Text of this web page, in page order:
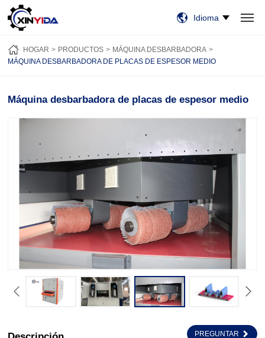
HOGAR
PRODUCTOS
VIDEO
CASOS
NOTICIAS
SOBRE NOSOTROS
CONTÁCTENOS
Idioma
HOGAR PRODUCTOS
MÁQUINA DESBARBADORA
MÁQUINA DESBARBADORA DE PLACAS DE ESPESOR MEDIO
Máquina desbarbadora de placas de espesor medio
PREGUNTAR